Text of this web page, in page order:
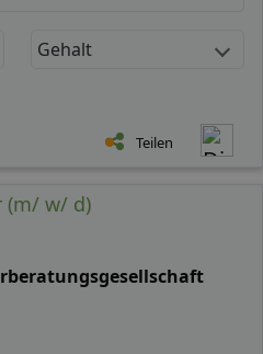
Gehalt
Teilen
(m/ w/ d)